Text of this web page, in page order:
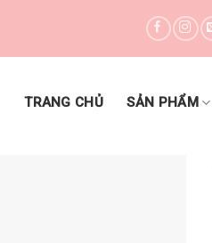
TRANG CHỦ
SẢN PHẨM